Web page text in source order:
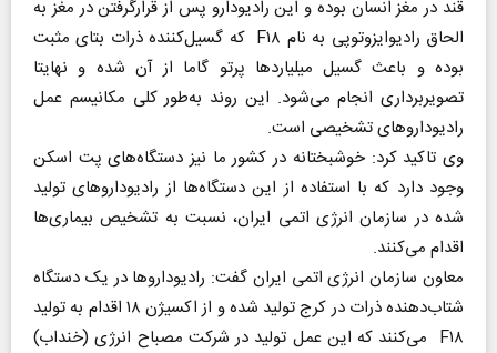
قند در مغز انسان بوده و این رادیودارو پس از قرارگرفتن در مغز به
الحاق رادیوایزوتوپی به نام F۱۸ که گسیل‌کننده ذرات بتای مثبت
بوده و باعث گسیل میلیاردها پرتو گاما از آن شده و نهایتا
تصویربرداری انجام می‌شود. این روند به‌طور کلی مکانیسم عمل
رادیوداروهای تشخیصی است.
وی تاکید کرد: خوشبختانه در کشور ما نیز دستگاه‌های پت اسکن
وجود دارد که با استفاده از این دستگاه‌ها از رادیوداروهای تولید
شده در سازمان انرژی اتمی ایران، نسبت به تشخیص بیماری‌ها
اقدام می‌کنند.
معاون سازمان انرژی اتمی ایران گفت: رادیوداروها در یک دستگاه
شتاب‌دهنده ذرات در کرج تولید شده و از اکسیژن ۱۸ اقدام به تولید
F۱۸ می‌کنند که این عمل تولید در شرکت مصباح انرژی (خنداب)